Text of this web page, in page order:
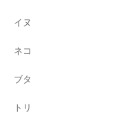
イヌ
ネコ
ブタ
トリ